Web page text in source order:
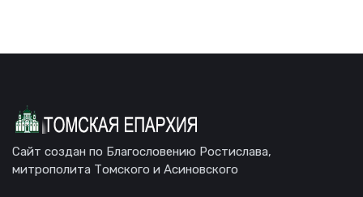
Сайт создан по Благословению Ростислава,
митрополита Томского и Асиновского